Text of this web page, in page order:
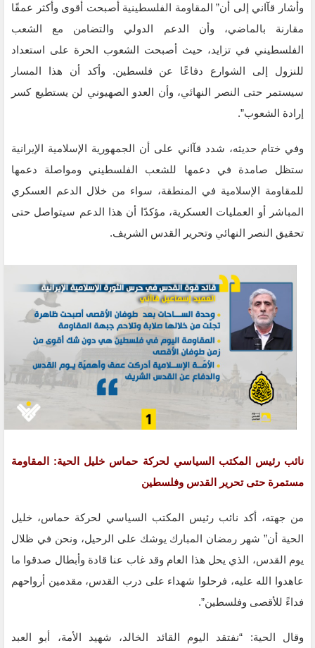
وأشار قآاني إلى أن” المقاومة الفلسطينية أصبحت أقوى وأكثر عمقًا
مقارنة بالماضي، وأن الدعم الدولي والتضامن مع الشعب
الفلسطيني في تزايد، حيث أصبحت الشعوب الحرة على استعداد
للنزول إلى الشوارع دفاعًا عن فلسطين. وأكد أن هذا المسار
سيستمر حتى النصر النهائي، وأن العدو الصهيوني لن يستطيع كسر
إرادة الشعوب”.
وفي ختام حديثه، شدد قآاني على أن الجمهورية الإسلامية الإيرانية
ستظل صامدة في دعمها للشعب الفلسطيني ومواصلة دعمها
للمقاومة الإسلامية في المنطقة، سواء من خلال الدعم العسكري
المباشر أو العمليات العسكرية، مؤكدًا أن هذا الدعم سيتواصل حتى
تحقيق النصر النهائي وتحرير القدس الشريف.
نائب رئيس المكتب السياسي لحركة حماس خليل الحية: المقاومة
مستمرة حتى تحرير القدس وفلسطين
من جهته، أكد نائب رئيس المكتب السياسي لحركة حماس، خليل
الحية أن” شهر رمضان المبارك يوشك على الرحيل، ونحن في ظلال
يوم القدس، الذي يحل هذا العام وقد غاب عنا قادة وأبطال صدقوا ما
عاهدوا الله عليه، فرحلوا شهداء على درب القدس، مقدمين أرواحهم
فداءً للأقصى وفلسطين”.
وقال الحية: “نفتقد اليوم القائد الخالد، شهيد الأمة، أبو العبد